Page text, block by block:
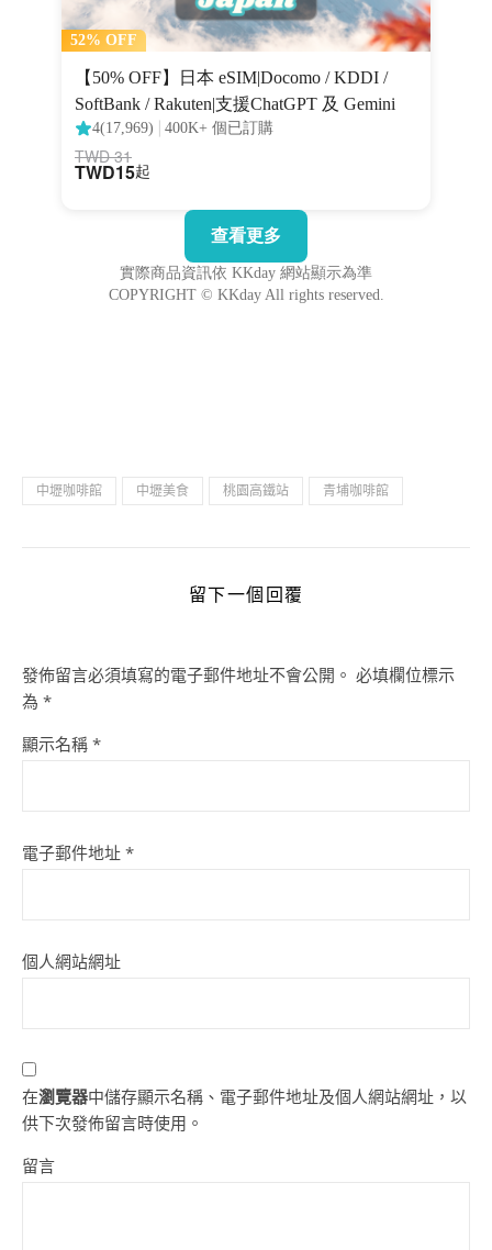
中壢咖啡館 中壢美食 桃園高鐵站 青埔咖啡館
留下一個回覆
發佈留言必須填寫的電子郵件地址不會公開。 必填欄位標示
為 *
顯示名稱 *
電子郵件地址 *
個人網站網址
在瀏覽器中儲存顯示名稱、電子郵件地址及個人網站網址，以
供下次發佈留言時使用。
留言